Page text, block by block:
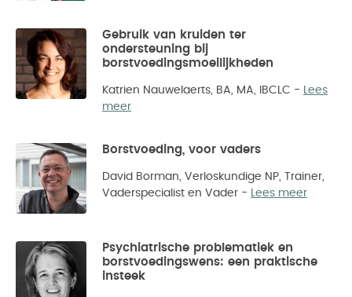
Gebruik van kruiden ter
ondersteuning bij
borstvoedingsmoeilijkheden
Katrien Nauwelaerts, BA, MA, IBCLC - Lees
meer
Borstvoeding, voor vaders
David Borman, Verloskundige NP, Trainer,
Vaderspecialist en Vader - Lees meer
Psychiatrische problematiek en
borstvoedingswens: een praktische
insteek